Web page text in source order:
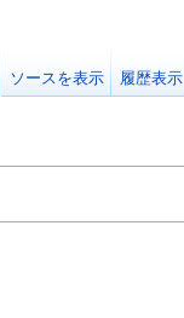
ソースを表示 履歴表示